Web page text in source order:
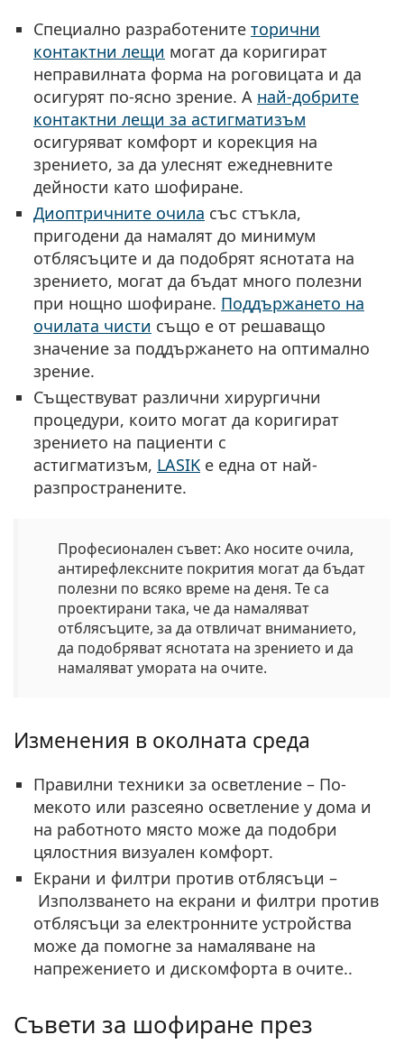
Специално разработените торични
контактни лещи могат да коригират
неправилната форма на роговицата и да
осигурят по-ясно зрение. А най-добрите
контактни лещи за астигматизъм
осигуряват комфорт и корекция на
зрението, за да улеснят ежедневните
дейности като шофиране.
Диоптричните очила със стъкла,
пригодени да намалят до минимум
отблясъците и да подобрят яснотата на
зрението, могат да бъдат много полезни
при нощно шофиране. Поддържането на
очилата чисти също е от решаващо
значение за поддържането на оптимално
зрение.
Съществуват различни хирургични
процедури, които могат да коригират
зрението на пациенти с
астигматизъм, LASIK е една от най-
разпространените.
Професионален съвет: Ако носите очила,
антирефлексните покрития могат да бъдат
полезни по всяко време на деня. Те са
проектирани така, че да намаляват
отблясъците, за да отвличат вниманието,
да подобряват яснотата на зрението и да
намаляват умората на очите.
Изменения в околната среда
Правилни техники за осветление – По-
мекото или разсеяно осветление у дома и
на работното място може да подобри
цялостния визуален комфорт.
Екрани и филтри против отблясъци –
Използването на екрани и филтри против
отблясъци за електронните устройства
може да помогне за намаляване на
напрежението и дискомфорта в очите..
Съвети за шофиране през